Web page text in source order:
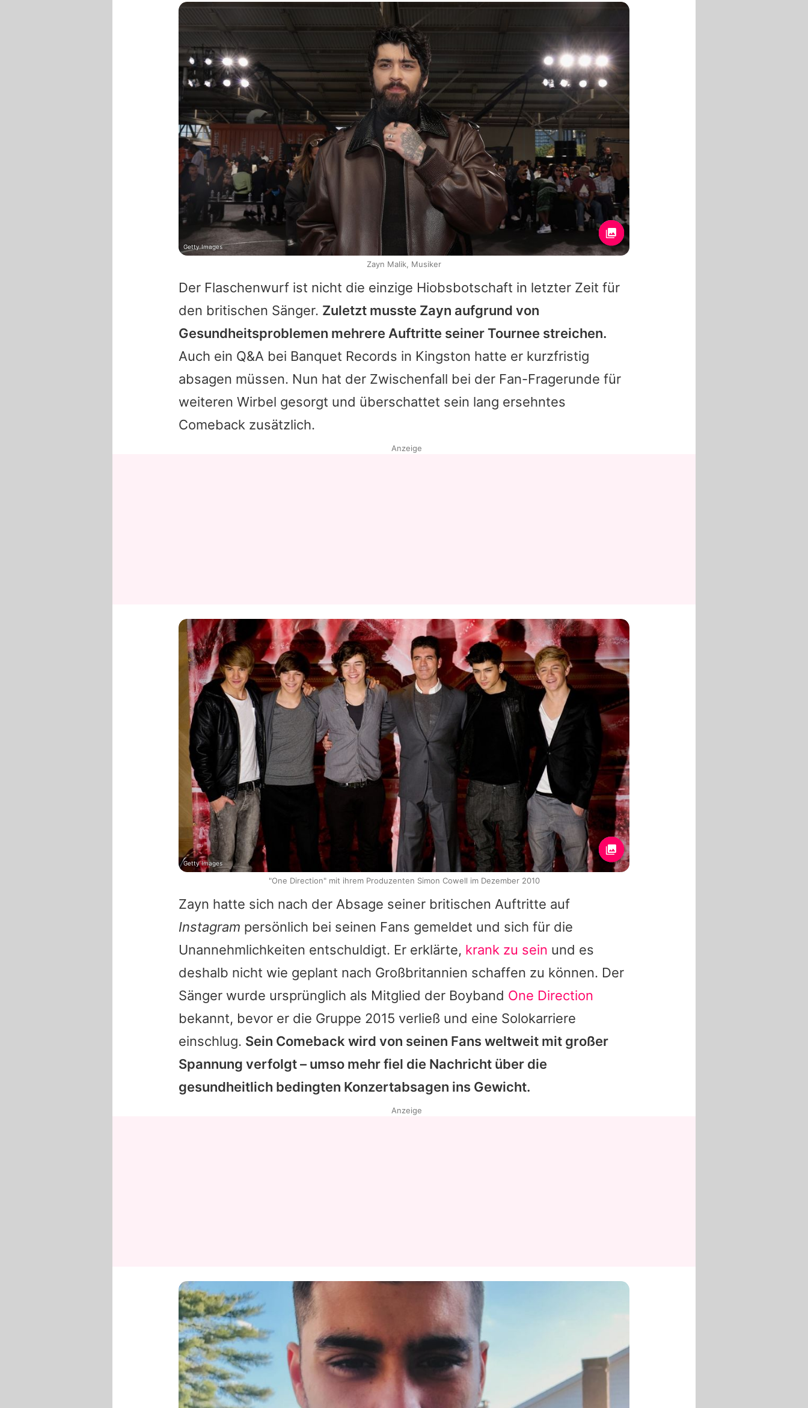
Der Flaschenwurf ist nicht die einzige Hiobsbotschaft in letzter Zeit für
den britischen Sänger. Zuletzt musste Zayn aufgrund von
Gesundheitsproblemen mehrere Auftritte seiner Tournee streichen.
Auch ein Q&A bei Banquet Records in Kingston hatte er kurzfristig
absagen müssen. Nun hat der Zwischenfall bei der Fan-Fragerunde für
weiteren Wirbel gesorgt und überschattet sein lang ersehntes
Comeback zusätzlich.
Zayn hatte sich nach der Absage seiner britischen Auftritte auf
Instagram persönlich bei seinen Fans gemeldet und sich für die
Unannehmlichkeiten entschuldigt. Er erklärte, krank zu sein und es
deshalb nicht wie geplant nach Großbritannien schaffen zu können. Der
Sänger wurde ursprünglich als Mitglied der Boyband One Direction
bekannt, bevor er die Gruppe 2015 verließ und eine Solokarriere
einschlug. Sein Comeback wird von seinen Fans weltweit mit großer
Spannung verfolgt – umso mehr fiel die Nachricht über die
gesundheitlich bedingten Konzertabsagen ins Gewicht.
Getty Images
Zayn Malik, Musiker
Anzeige
Getty Images
"One Direction" mit ihrem Produzenten Simon Cowell im Dezember 2010
Anzeige